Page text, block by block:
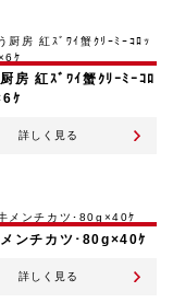
房 紅ｽﾞﾜｲ蟹ｸﾘｰﾐｰｺﾛ
ｹ
詳しく見る
ンチカツ･80g×40ｹ
詳しく見る